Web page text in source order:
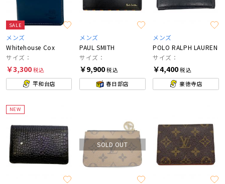
SALE
メンズ
Whitehouse Cox
サイズ：
￥3,300税込
平和台店
メンズ
PAUL SMITH
サイズ：
￥9,900税込
春日部店
メンズ
POLO RALPH LAUREN
サイズ：
￥4,400税込
豪徳寺店
NEW
SOLD OUT